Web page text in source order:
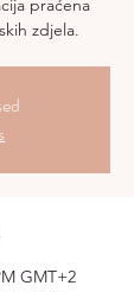
praćena
zdjela.
GMT+2